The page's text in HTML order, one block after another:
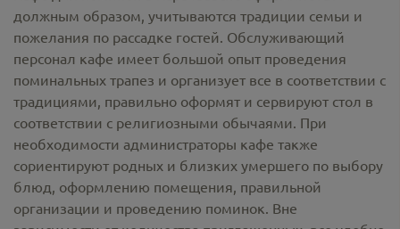
должным образом, учитываются традиции семьи и
пожелания по рассадке гостей. Обслуживающий
персонал кафе имеет большой опыт проведения
поминальных трапез и организует все в соответствии с
традициями, правильно оформят и сервируют стол в
соответствии с религиозными обычаями. При
необходимости администраторы кафе также
сориентируют родных и близких умершего по выбору
блюд, оформлению помещения, правильной
организации и проведению поминок. Вне